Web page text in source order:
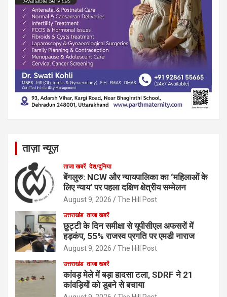
ताज़ा न्यूज़
ताजा खबरें देश/दुनिया
बेंगलुरु: NCW और न्यायपालिका का ‘महिलाओं के
लिए न्याय’ पर पहला दक्षिण क्षेत्रीय सम्मेलन
August 9, 2026 The Hill Post
उत्तराखंड ताजा खबरें
छुट्टी के दिन समीक्षा से यूपीसीएल अफसरों में
हड़कंप, 55% राजस्व प्रगति पर एमडी नाराज
August 9, 2026 The Hill Post
उत्तराखंड ताजा खबरें
कांवड़ मेले में बड़ा हादसा टला, SDRF ने 21
कांवड़ियों को डूबने से बचाया